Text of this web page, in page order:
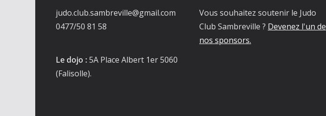
judo.club.sambreville@gmail.com
0477/50 81 58
Le dojo :5A Place Albert 1er 5060
(Falisolle).
Vous souhaitez soutenir le Judo
Club Sambreville ? Devenez l'un de
nos sponsors.